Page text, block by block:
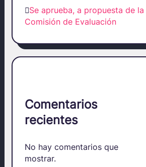
Se aprueba, a propuesta de la
Comisión de Evaluación
Comentarios
recientes
No hay comentarios que
mostrar.